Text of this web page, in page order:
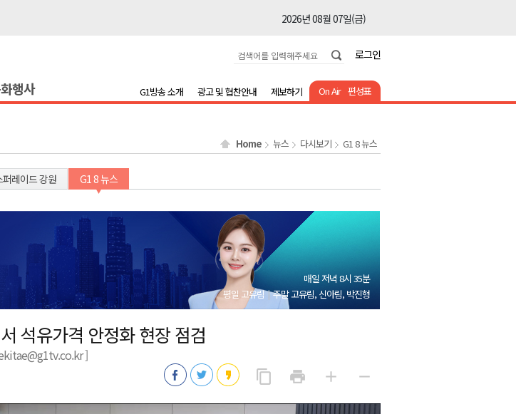
2026년 08월 07일(금)
2026년 08월 07일(금)
2026년 08월 07일(금)
2026년 08월 07일(금)
2026년 08월 07일(금)
2026년 08월 07일(금)
2026년 08월 07일(금)
2026년 08월 07일(금)
2026년 08월 07일(금)
2026년 08월 07일(금)
로그인
행사 On Air 편성표
G1방송 소개 광고 및 협찬안내 제보하기
Home 뉴스 다시보기 G1 8 뉴스
퍼레이드 강원 G1 8 뉴스
매일 저녁 8시 35분
평일 고유림
주말 고유림, 신아림, 박진형
석유가격 안정화 현장 점검
]
content_copy
사
print add
게
remove
게